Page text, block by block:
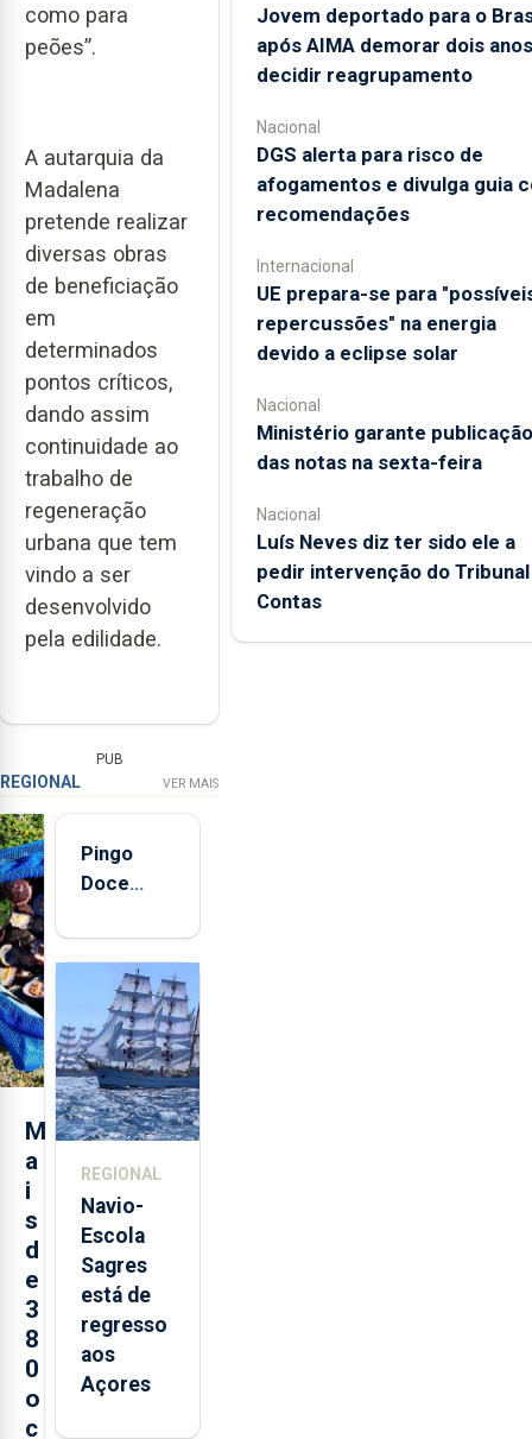
como para
peões”.
A autarquia da
Madalena
pretende realizar
diversas obras
de beneficiação
em
determinados
pontos críticos,
dando assim
continuidade ao
trabalho de
regeneração
urbana que tem
vindo a ser
desenvolvido
pela edilidade.
PUB
REGIONAL VER MAIS
M
a
i
s
d
e
3
8
0
o
c
Pingo
Doce
quinta-
feira nova
loja em
São
Sebastião
e cria 30
postos de
REGIONAL
Navio-
Escola
Sagres
está de
regresso
aos
Açores
Jovem deportado para o
após AIMA demorar dois
decidir reagrupamento
Nacional
DGS alerta para risco de
afogamentos e divulga guia
recomendações
Internacional
UE prepara-se para
repercussões" na energia
devido a eclipse solar
Nacional
Ministério garante publicação
das notas na sexta-feira
Nacional
Luís Neves diz ter sido ele a
pedir intervenção do
Contas